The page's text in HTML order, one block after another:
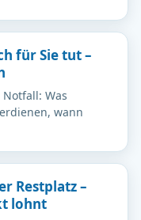
für Sie tut –
Was
wann
Restplatz –
lohnt